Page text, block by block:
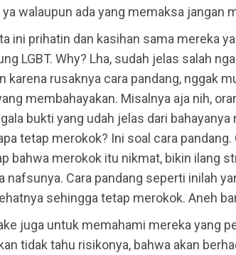
walaupun ada yang memaksa jangan
ini prihatin dan kasihan sama mereka
LGBT. Why? Lha, sudah jelas salah
karena rusaknya cara pandang, nggak
membahayakan. Misalnya aja nih,
bukti yang udah jelas dari bahayanya
tetap merokok? Ini soal cara pandang.
bahwa merokok itu nikmat, bikin ilang
nafsunya. Cara pandang seperti inilah
sehingga tetap merokok. Aneh
juga untuk memahami mereka yang
tidak tahu risikonya, bahwa akan